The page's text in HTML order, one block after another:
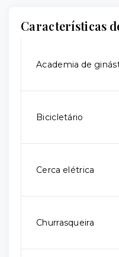
Características
Academia de
Bicicletário
Cerca elétrica
Churrasqueira